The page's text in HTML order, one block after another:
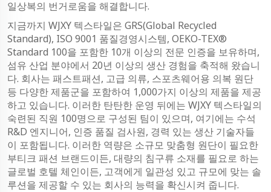
일상복의 번거로움을 해결합니다.
지금까지 WJXY 텍스타일은 GRS(Global Recycled
Standard), ISO 9001 품질경영시스템, OEKO-TEX®
Standard 100을 포함한 10개 이상의 전문 인증을 보유하며,
섬유 산업 분야에서 20년 이상의 생산 경험을 축적해 왔습니
다. 회사는 패스트패션, 고급 의류, 스포츠웨어용 의복 원단
등 다양한 제품군을 포함하여 1,000가지 이상의 제품을 제공
하고 있습니다. 이러한 탄탄한 운영 뒤에는 WJXY 텍스타일의
숙련된 직원 100명으로 구성된 팀이 있으며, 여기에는 수석
R&D 엔지니어, 인증 품질 검사원, 경력 있는 생산 기술자들
이 포함됩니다. 이러한 역량은 소규모 맞춤형 원단이 필요한
부티크 패션 브랜드이든, 대량의 침구류 소재를 필요로 하는
글로벌 호텔 체인이든, 고객에게 일관성 있고 규모에 맞는 솔
루션을 제공할 수 있는 회사의 능력을 확신시켜 줍니다.